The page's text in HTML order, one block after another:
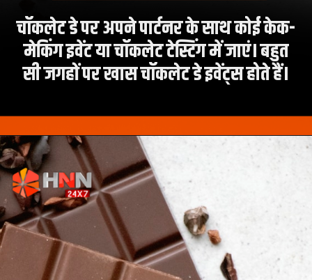
चॉकलेट डे पर अपने पार्टनर के साथ कोई केक-
मेकिंग इवेंट या चॉकलेट टेस्टिंग में जाएं। बहुत
सी जगहों पर खास चॉकलेट डे इवेंट्स होते हैं।